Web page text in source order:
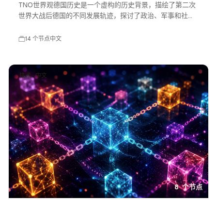
TNO世界观德国历史是一个虚构的历史背景，描绘了第二次
世界大战后德国的不同发展轨迹，探讨了政治、军事和社会
14 个节点中文
技术 · 中文
8 个节点